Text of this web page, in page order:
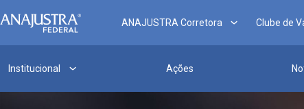
ANAJUSTRA Corretora Clube de
Institucional Ações